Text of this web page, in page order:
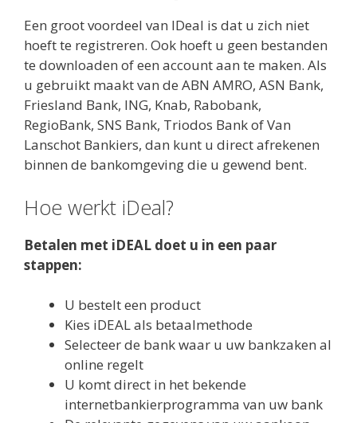
Een groot voordeel van IDeal is dat u zich niet
hoeft te registreren. Ook hoeft u geen bestanden
te downloaden of een account aan te maken. Als
u gebruikt maakt van de ABN AMRO, ASN Bank,
Friesland Bank, ING, Knab, Rabobank,
RegioBank, SNS Bank, Triodos Bank of Van
Lanschot Bankiers, dan kunt u direct afrekenen
binnen de bankomgeving die u gewend bent.
Hoe werkt iDeal?
Betalen met iDEAL doet u in een paar
stappen:
U bestelt een product
Kies iDEAL als betaalmethode
Selecteer de bank waar u uw bankzaken al
online regelt
U komt direct in het bekende
internetbankierprogramma van uw bank